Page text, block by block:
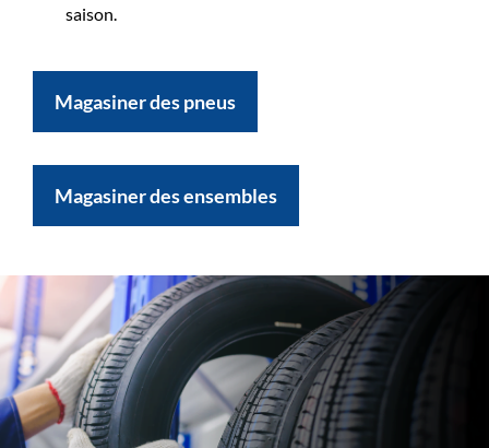
saison.
Magasiner des pneus
Magasiner des ensembles